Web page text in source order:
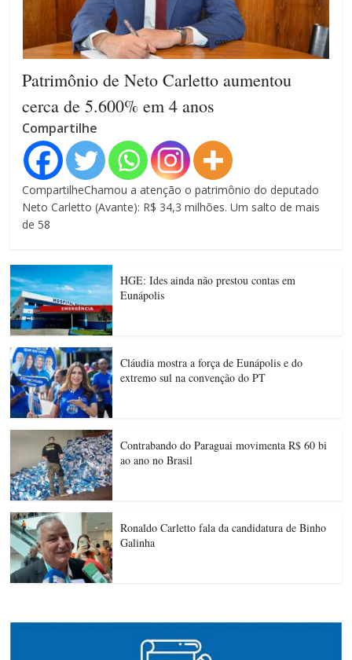
Patrimônio de Neto Carletto aumentou
cerca de 5.600% em 4 anos
Compartilhe
CompartilheChamou a atenção o patrimônio do deputado
Neto Carletto (Avante): R$ 34,3 milhões. Um salto de mais
de 58
HGE: Ides ainda não prestou contas em
Eunápolis
Cláudia mostra a força de Eunápolis e do
extremo sul na convenção do PT
Contrabando do Paraguai movimenta R$ 60 bi
ao ano no Brasil
Ronaldo Carletto fala da candidatura de Binho
Galinha